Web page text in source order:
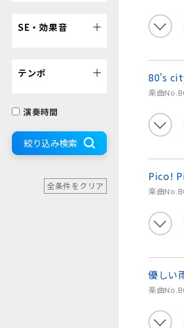
80's
楽曲
Pico!
楽曲
優しい
楽曲
SE・効果音
テンポ
演奏時間
絞り込み検索
全条件をクリア